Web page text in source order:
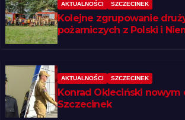
AKTUALNOŚCI SZCZECINEK
Kolejne zgrupowanie
pożarniczych z Polski i
AKTUALNOŚCI SZCZECINEK
Konrad Okleciński nowym
Szczecinek